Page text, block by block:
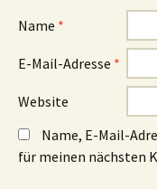
Name *
E-Mail-Adresse *
Website
Name, E-Mail-
für meinen nächsten